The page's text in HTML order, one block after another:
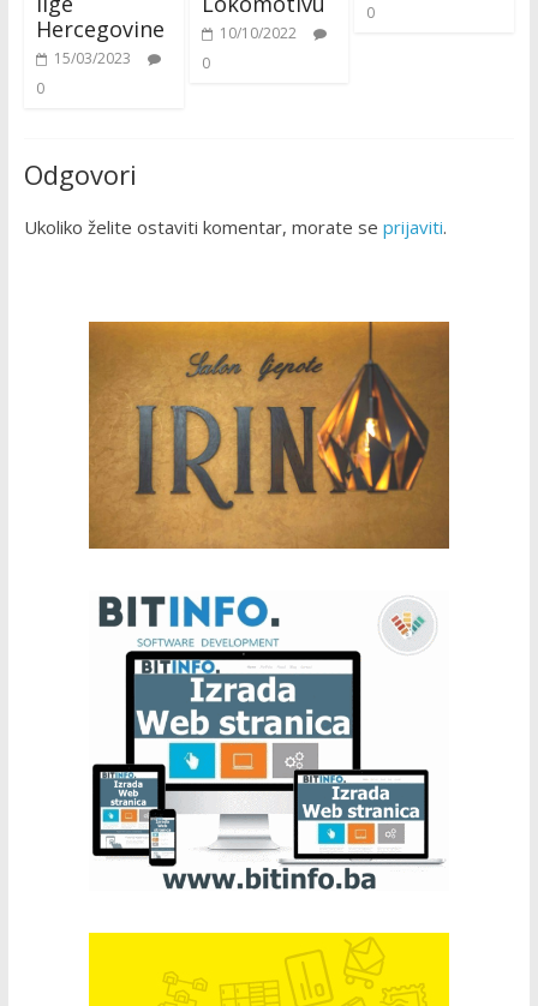
Hercegovine
15/03/2023
0
10/10/2022
0
0
Odgovori
Ukoliko želite ostaviti komentar, morate se prijaviti.